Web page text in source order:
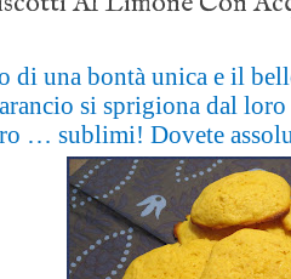
di una bontà unica e il
si sprigiona dal
… sublimi! Dovete